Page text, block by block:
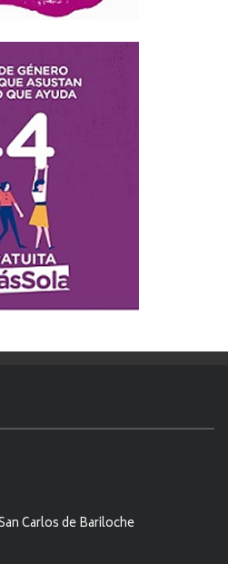
Carlos de Bariloche